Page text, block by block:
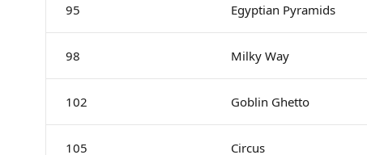
95 Egyptian Pyramids
98 Milky Way
102 Goblin Ghetto
105 Circus